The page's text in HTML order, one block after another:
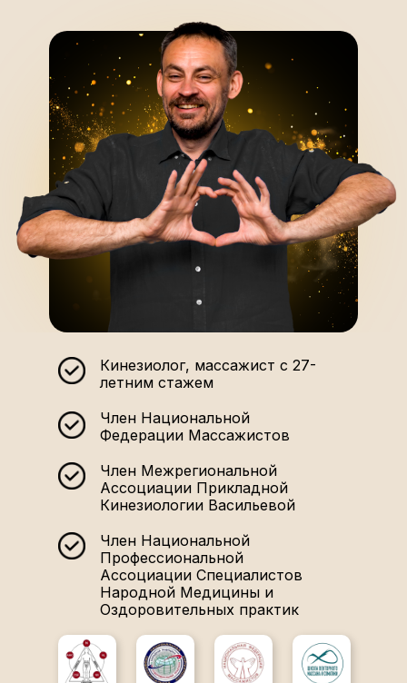
Кинезиолог, массажист с 27-
летним стажем
Член Национальной
Федерации Массажистов
Член Межрегиональной
Ассоциации Прикладной
Кинезиологии Васильевой
Член Национальной
Профессиональной
Ассоциации Специалистов
Народной Медицины и
Оздоровительных практик